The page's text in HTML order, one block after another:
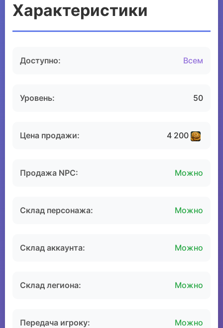
Характеристики
Доступно: Всем
Уровень: 50
Цена продажи: 4 200
Продажа NPC: Можно
Склад персонажа: Можно
Склад аккаунта: Можно
Склад легиона: Можно
Передача игроку: Можно